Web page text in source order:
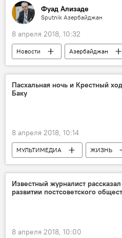
Фуад Ализаде
Sputnik Азербайджан
8 апреля 2018, 10:32
Новости Азербайджан
Колумнисты
Эмин Ахундов
Пасхальная ночь и Крестный
Баку
8 апреля 2018, 10:14
МУЛЬТИМЕДИА
ЖИЗНЬ
Азербайджан
Фото
Баку
Кафедральный собор святых Жен
Известный журналист
развитии постсоветского
8 апреля 2018, 10:00